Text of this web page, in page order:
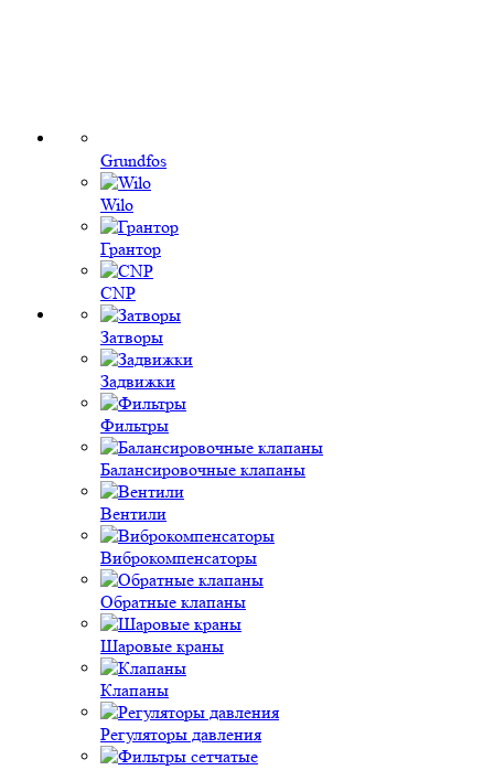
Grundfos
Wilo
Грантор
CNP
Затворы
Задвижки
Фильтры
Балансировочные клапаны
Вентили
Виброкомпенсаторы
Обратные клапаны
Шаровые краны
Клапаны
Регуляторы давления